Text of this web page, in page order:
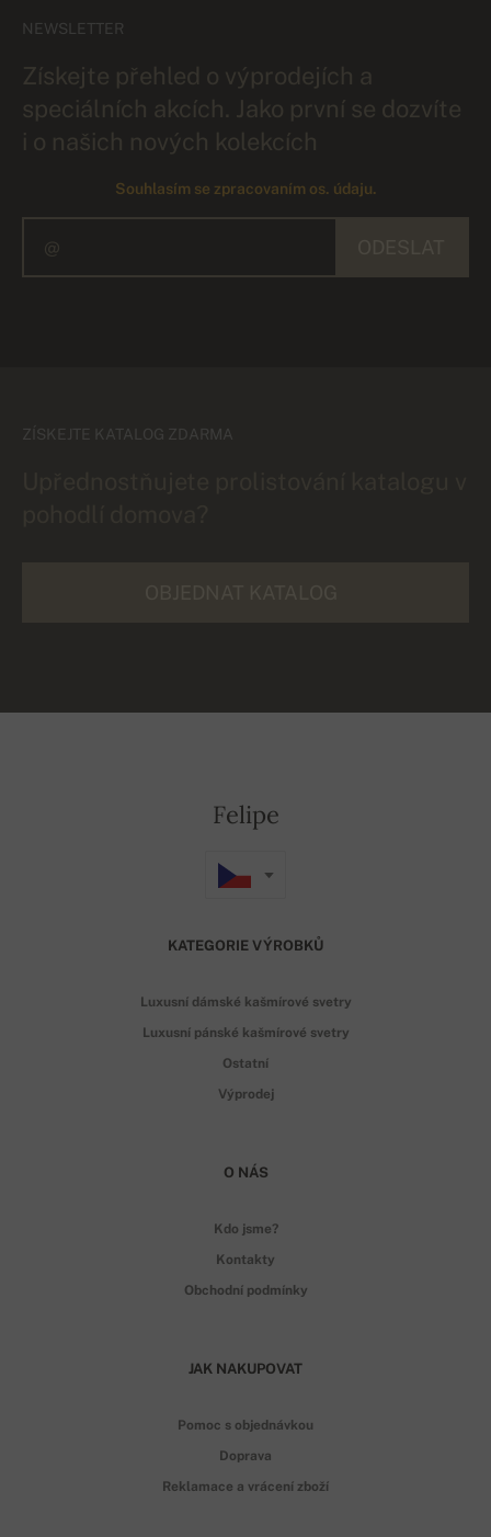
NEWSLETTER
Získejte přehled o výprodejích a
speciálních akcích. Jako první se dozvíte
i o našich nových kolekcích
Souhlasím se zpracovaním os. údaju.
ZÍSKEJTE KATALOG ZDARMA
Felipe
KATEGORIE VÝROBKŮ
Luxusní dámské kašmírové svetry
Luxusní pánské kašmírové svetry
Ostatní
Výprodej
O NÁS
Kdo jsme?
Kontakty
Obchodní podmínky
JAK NAKUPOVAT
Pomoc s objednávkou
Doprava
Reklamace a vrácení zboží